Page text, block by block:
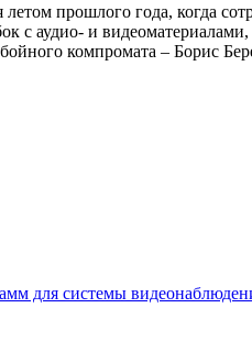
прошлого года, когда
с аудио- и
компромата – Борис
для системы